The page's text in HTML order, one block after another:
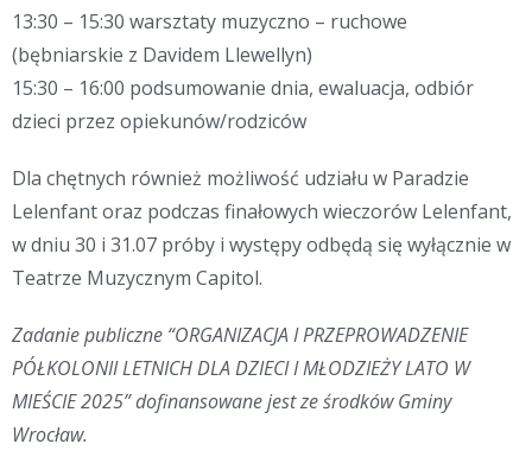
13:30 – 15:30 warsztaty muzyczno – ruchowe
(bębniarskie z Davidem Llewellyn)
15:30 – 16:00 podsumowanie dnia, ewaluacja, odbiór
dzieci przez opiekunów/rodziców
Dla chętnych również możliwość udziału w Paradzie
Lelenfant oraz podczas finałowych wieczorów Lelenfant,
w dniu 30 i 31.07 próby i występy odbędą się wyłącznie w
Teatrze Muzycznym Capitol.
Zadanie publiczne “ORGANIZACJA I PRZEPROWADZENIE
PÓŁKOLONII LETNICH DLA DZIECI I MŁODZIEŻY LATO W
MIEŚCIE 2025” dofinansowane jest ze środków Gminy
Wrocław.